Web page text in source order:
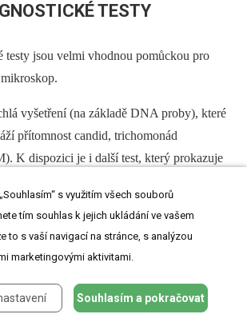
TESTY
testy jsou velmi vhodnou pomůckou pro
vyšetření (na základě DNA proby), které
přítomnost candid, trichomonád
K dispozici je i další test, který prokazuje
(PipActivity Test Card) [3].
s využitím všech souborů
tím souhlas k jejich ukládání ve vašem
to s vaší navigací na stránce, s analýzou
marketingovými aktivitami.
Souhlasím a pokračovat